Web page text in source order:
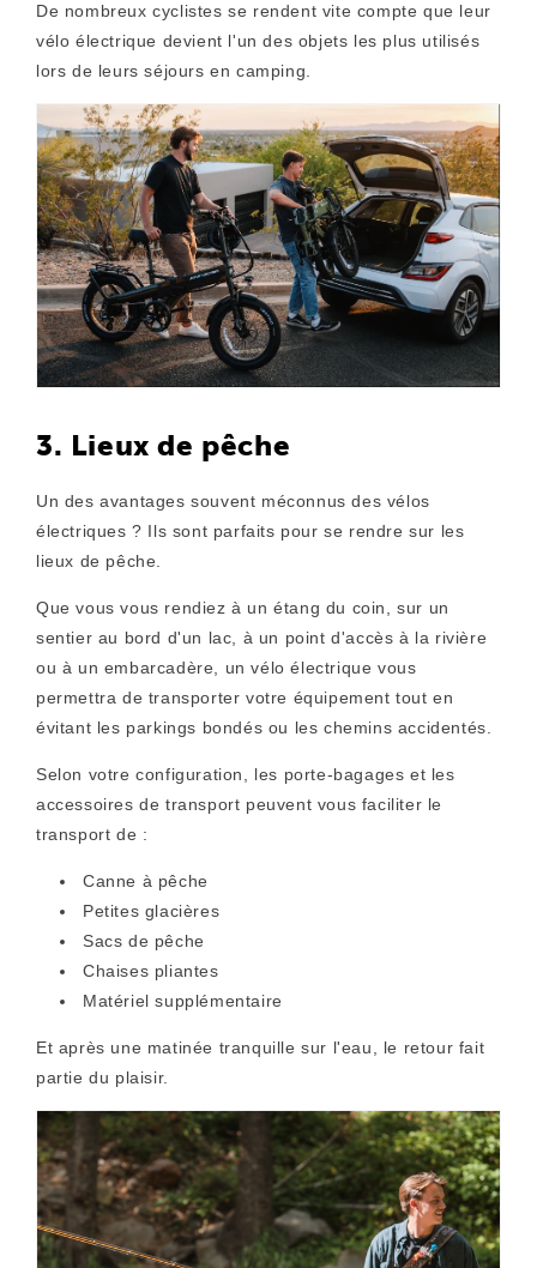
De nombreux cyclistes se rendent vite compte que leur
vélo électrique devient l'un des objets les plus utilisés
lors de leurs séjours en camping.
3. Lieux de pêche
Un des avantages souvent méconnus des vélos
électriques ? Ils sont parfaits pour se rendre sur les
lieux de pêche.
Que vous vous rendiez à un étang du coin, sur un
sentier au bord d'un lac, à un point d'accès à la rivière
ou à un embarcadère, un vélo électrique vous
permettra de transporter votre équipement tout en
évitant les parkings bondés ou les chemins accidentés.
Selon votre configuration, les porte-bagages et les
accessoires de transport peuvent vous faciliter le
transport de :
Canne à pêche
Petites glacières
Sacs de pêche
Chaises pliantes
Matériel supplémentaire
Et après une matinée tranquille sur l'eau, le retour fait
partie du plaisir.